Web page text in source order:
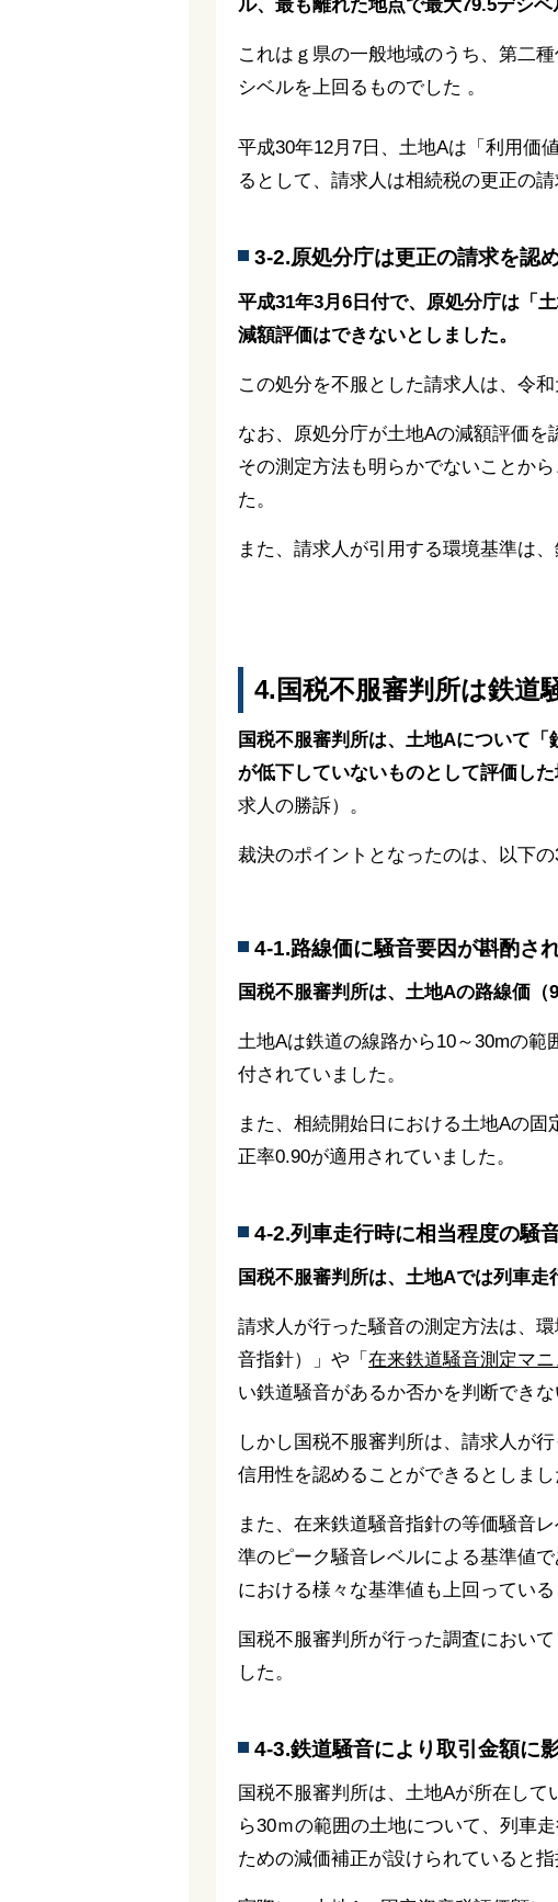
ル、最も離れた地点で最大79.5デシベ
これはｇ県の一般地域のうち、第二
シベルを上回るものでした 。
平成30年12月7日、土地Aは「利用価
るとして、請求人は相続税の更正の
3-2.原処分庁は更正の請求を認
平成31年3月6日付で、原処分庁は「
減額評価はできないとしました。
この処分を不服とした請求人は、令
なお、原処分庁が土地Aの減額評価を
その測定方法も明らかでないことか
た。
また、請求人が引用する環境基準は
4.国税不服審判所は鉄道
国税不服審判所は、土地Aについて
が低下していないものとして評価し
求人の勝訴）。
裁決のポイントとなったのは、以下の
4-1.路線価に騒音要因が斟酌さ
国税不服審判所は、土地Aの路線価（
土地Aは鉄道の線路から10～30mの
付されていました。
また、相続開始日における土地Aの
正率0.90が適用されていました。
4-2.列車走行時に相当程度の騒
国税不服審判所は、土地Aでは列車走
請求人が行った騒音の測定方法は、環
音指針）」や「 在来鉄道騒音測定マ
い鉄道騒音があるか否かを判断できな
しかし国税不服審判所は、請求人が
信用性を認めることができるとしまし
また、在来鉄道騒音指針の等価騒音
準のピーク騒音レベルによる基準値
における様々な基準値も上回っている
国税不服審判所が行った調査におい
した。
4-3.鉄道騒音により取引金額に
国税不服審判所は、土地Aが所在し
ら30ｍの範囲の土地について、列車
ための減価補正が設けられていると指